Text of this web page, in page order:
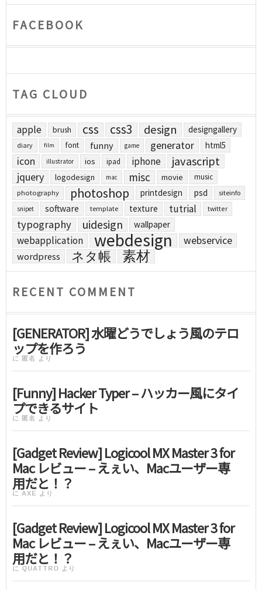
FACEBOOK
TAG CLOUD
apple brush css css3 design designgallery
diary film font funny game generator html5
icon illustrator ios ipad iphone javascript
jquery logodesign mac misc movie music
photography photoshop printdesign psd siteinfo
snipet software template texture tutrial twitter
typography uidesign wallpaper
webapplication webdesign webservice
wordpress ネタ帳 素材
RECENT COMMENT
[GENERATOR] 水曜どうでしょう風のテロ
ップを作ろう
に 匿名 より
[Funny] Hacker Typer – ハッカー風にタイ
プできるサイト
に 匿名 より
[Gadget Review] Logicool MX Master 3 for
Mac レビュー – えぇい、Macユーザー専
用だと！？
に AXE より
[Gadget Review] Logicool MX Master 3 for
Mac レビュー – えぇい、Macユーザー専
用だと！？
に QUATTRO より